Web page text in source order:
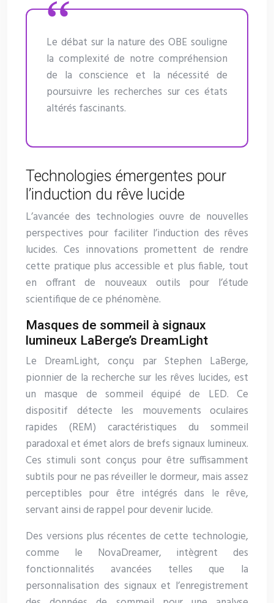
Le débat sur la nature des OBE souligne
la complexité de notre compréhension
de la conscience et la nécessité de
poursuivre les recherches sur ces états
altérés fascinants.
Technologies émergentes pour
l’induction du rêve lucide
L’avancée des technologies ouvre de nouvelles
perspectives pour faciliter l’induction des rêves
lucides. Ces innovations promettent de rendre
cette pratique plus accessible et plus fiable, tout
en offrant de nouveaux outils pour l’étude
scientifique de ce phénomène.
Masques de sommeil à signaux
lumineux LaBerge’s DreamLight
Le DreamLight, conçu par Stephen LaBerge,
pionnier de la recherche sur les rêves lucides, est
un masque de sommeil équipé de LED. Ce
dispositif détecte les mouvements oculaires
rapides (REM) caractéristiques du sommeil
paradoxal et émet alors de brefs signaux lumineux.
Ces stimuli sont conçus pour être suffisamment
subtils pour ne pas réveiller le dormeur, mais assez
perceptibles pour être intégrés dans le rêve,
servant ainsi de rappel pour devenir lucide.
Des versions plus récentes de cette technologie,
comme le NovaDreamer, intègrent des
fonctionnalités avancées telles que la
personnalisation des signaux et l’enregistrement